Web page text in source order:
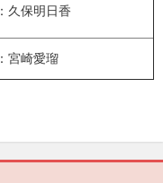
：久保明日香
：宮崎愛瑠